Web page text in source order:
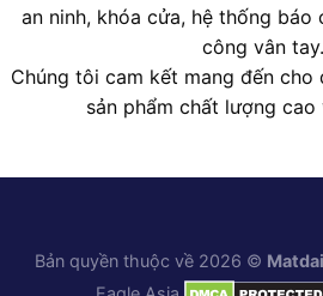
an ninh, khóa cửa, hệ thống báo
công vân
Chúng tôi cam kết mang đến cho
sản phẩm chất lượng cao
Bản quyền thuộc về 2026 ©